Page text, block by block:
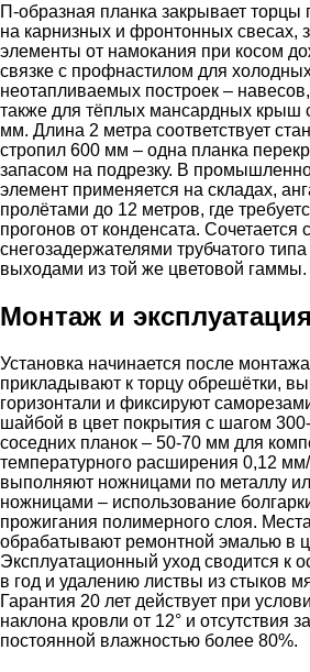
П-образная планка закрывает торцы
на карнизных и фронтонных
элементы от намокания при косом
связке с профнастилом для
неотапливаемых построек –
также для тёплых мансардных крыш
мм. Длина 2 метра соответствует
стропил 600 мм – одна планка
запасом на подрезку. В
элемент применяется на складах,
пролётами до 12 метров, где
прогонов от конденсата. Сочетается
снегозадержателями трубчатого
выходами из той же цветовой гаммы.
Монтаж и эксплуатация
Установка начинается после
прикладывают к торцу обрешётки,
горизонтали и фиксируют
шайбой в цвет покрытия с шагом
соседних планок – 50-70 мм для
температурного расширения 0,12 мм/
выполняют ножницами по металлу
ножницами – использование
прожигания полимерного слоя.
обрабатывают ремонтной эмалью в
Эксплуатационный уход сводится к
в год и удалению листвы из стыков
Гарантия 20 лет действует при
наклона кровли от 12° и отсутствия
постоянной влажностью более 80%.